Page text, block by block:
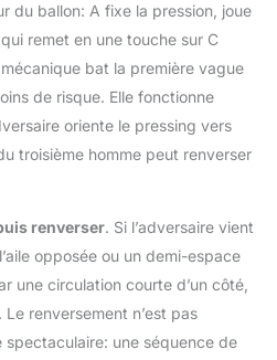
du ballon: A fixe la pression, joue
remet en une touche sur C
bat la première vague
de risque. Elle fonctionne
oriente le pressing vers
troisième homme peut renverser
renverser. Si l’adversaire vient
opposée ou un demi-espace
une circulation courte d’un côté,
renversement n’est pas
une séquence de